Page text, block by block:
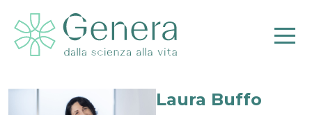
Laura Buffo